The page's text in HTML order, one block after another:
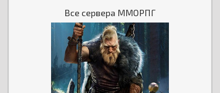
Все сервера ММОРПГ